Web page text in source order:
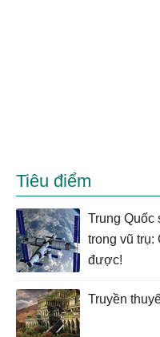
Tiêu điểm
Trung Quốc
trong vũ trụ:
được!
Truyền